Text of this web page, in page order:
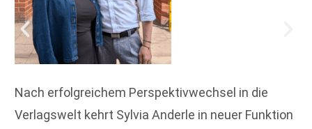
Nach erfolgreichem Perspektivwechsel in die
Verlagswelt kehrt Sylvia Anderle in neuer Funktion